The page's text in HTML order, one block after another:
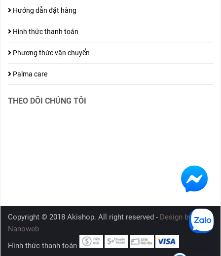
Hướng dẫn đặt hàng
Hình thức thanh toán
Phương thức vận chuyển
Palma care
THEO DÕI CHÚNG TÔI
Copyright © 2018 Akishop. All right reserved - Design by
Nanoweb
Hình thức thanh toán